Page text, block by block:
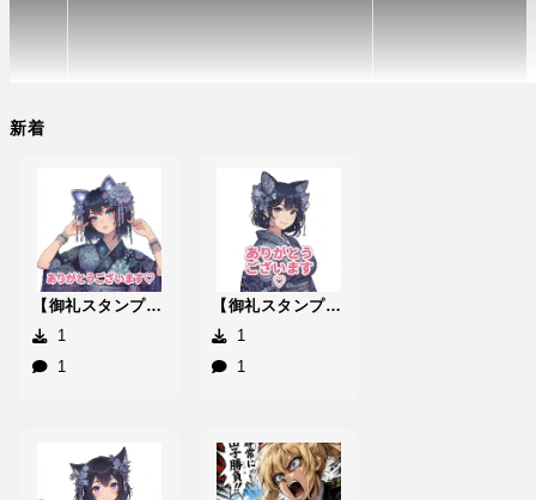
縁取り:
縦書き
文字サイズ:
縁取りサイズ:
Layer3
新着
【御礼スタンプ】縁音寺めるなんな
1
1
【御礼スタンプ】彩玖和℗たゆゆゆ
1
1